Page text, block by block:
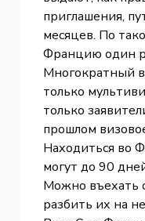
приглашения,
месяцев. По
Францию один
Многократный
только
только
прошлом
Находиться во
могут до 90
Можно въехать
разбить их на